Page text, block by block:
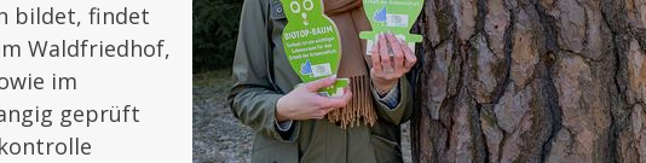
bildet, findet
Waldfriedhof,
im
geprüft